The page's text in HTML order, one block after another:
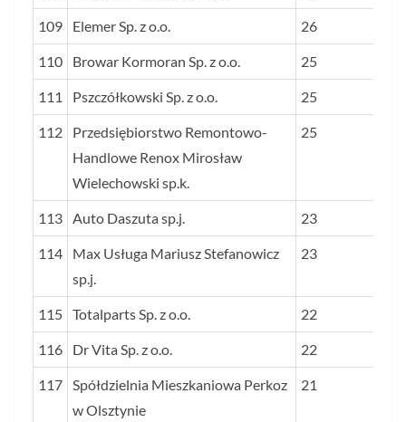
109 Elemer Sp. z o.o. 26
110 Browar Kormoran Sp. z o.o. 25
111 Pszczółkowski Sp. z o.o. 25
112
Przedsiębiorstwo Remontowo-
Handlowe Renox Mirosław
Wielechowski sp.k.
25
113 Auto Daszuta sp.j. 23
114
Max Usługa Mariusz Stefanowicz
sp.j.
23
115 Totalparts Sp. z o.o. 22
116 Dr Vita Sp. z o.o. 22
117
Spółdzielnia Mieszkaniowa Perkoz
w Olsztynie
21